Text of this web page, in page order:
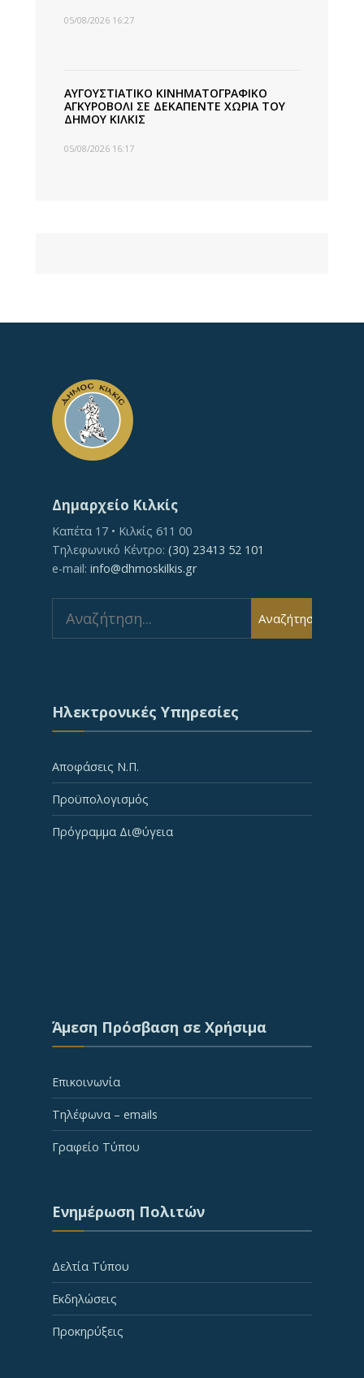
05/08/2026 16:27
ΑΥΓΟΥΣΤΙΑΤΙΚΟ ΚΙΝΗΜΑΤΟΓΡΑΦΙΚΟ
ΑΓΚΥΡΟΒΟΛΙ ΣΕ ΔΕΚΑΠΕΝΤΕ ΧΩΡΙΑ ΤΟΥ
ΔΗΜΟΥ ΚΙΛΚΙΣ
05/08/2026 16:17
Δημαρχείο Κιλκίς
Καπέτα 17 • Κιλκίς 611 00
Τηλεφωνικό Κέντρο: (30) 23413 52 101
e-mail: info@dhmoskilkis.gr
for:
Αναζήτηση
Ηλεκτρονικές Υπηρεσίες
Αποφάσεις Ν.Π.
Προϋπολογισμός
Πρόγραμμα Δι@ύγεια
Άμεση Πρόσβαση σε Χρήσιμα
Επικοινωνία
Τηλέφωνα – emails
Γραφείο Τύπου
Ενημέρωση Πολιτών
Δελτία Τύπου
Εκδηλώσεις
Προκηρύξεις